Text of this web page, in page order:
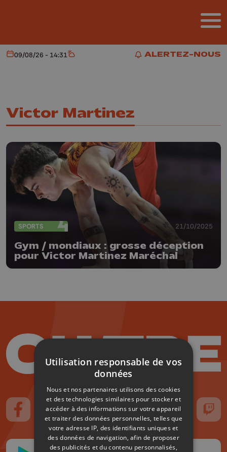
ALERTEZ-NOUS
ALERTEZ-NOUS
Aujourd'hui
09/08/26 - 14:31 Météo
Victor Martinez
SPORTS 21/10/2025
Gym / mondiaux : grosse déception
pour Victor Martinez Maréchal
Suivez-nous sur FaceBook
Suivez-nous sur Instagram
Suivez-nous sur TikTokSuivez-nous sur YouTube
Suivez-nous
Utilisation responsable de vos
données
Nous et nos partenaires utilisons des cookies
et des technologies similaires pour stocker et
accéder à des informations sur votre appareil
et traiter des données personnelles, telles que
votre adresse IP, des identifiants uniques et
des données de navigation, afin de proposer
des publicités et du contenu personnalisés,